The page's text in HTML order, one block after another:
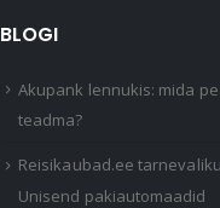
BLOGI
Akupank lennukis: mida
teadma?
Reisikaubad.ee
Unisend pakiautomaadid